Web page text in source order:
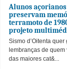
Alunos açorianos
preservam
terramoto de
projeto
Sismo d’Oitenta quer
lembranças de quem
das maiores cat&...